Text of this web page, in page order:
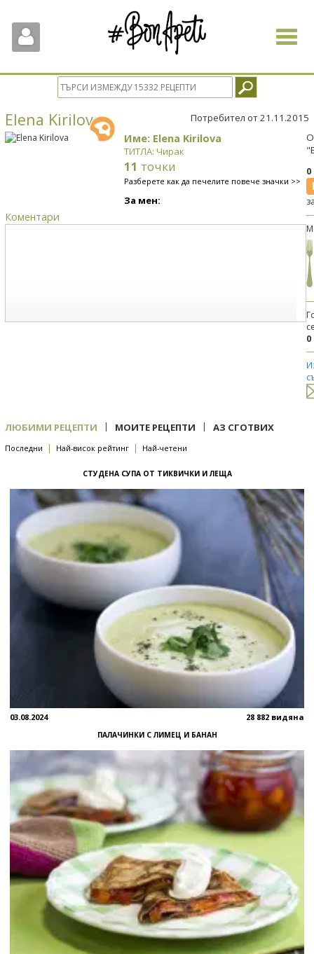
Toggle
Elena Kirilova Потребител от 21.11.2015
Име: Elena Kirilova
ТИТЛА: Чирак
11 точки
Разберете как да печелите повече значки >>
За мен:
Коментари
0
ЛЮБИМИ РЕЦЕПТИ | МОИТЕ РЕЦЕПТИ | АЗ СГОТВИХ
Последни | Най-висок рейтинг | Най-четени
СТУДЕНА СУПА ОТ ТИКВИЧКИ И ЛЕЩА
03.08.2024 28 882 видяна
ПАЛАЧИНКИ С ЛИМЕЦ И БАНАН